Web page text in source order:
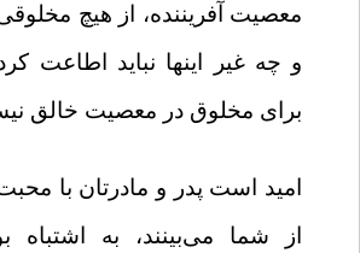
معصیت آفریننده، از هیچ
و چه غیر اینها نباید اطاعت
برای مخلوق در معصیت خالق
امید است پدر و مادرتان با
از شما می‌بینند، به اشتباه